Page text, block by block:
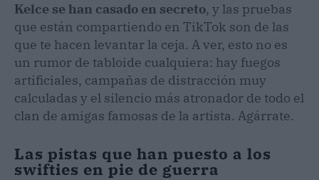
Kelce se han casado en secreto, y las pruebas
que están compartiendo en TikTok son de las
que te hacen levantar la ceja. A ver, esto no es
un rumor de tabloide cualquiera: hay fuegos
artificiales, campañas de distracción muy
calculadas y el silencio más atronador de todo el
clan de amigas famosas de la artista. Agárrate.
Las pistas que han puesto a los
swifties en pie de guerra